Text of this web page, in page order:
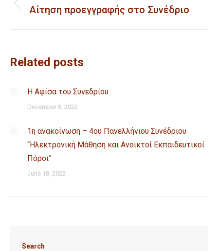
navigation
Previous
Αίτηση προεγγραφής στο Συνέδριο
Related posts
Η Αφίσα του Συνεδρίου
December 8, 2022
1η ανακοίνωση – 4ου Πανελλήνιου Συνέδριου
“Ηλεκτρονική Μάθηση και Ανοικτοί Εκπαιδευτικοί
Πόροι”
June 18, 2022
Search